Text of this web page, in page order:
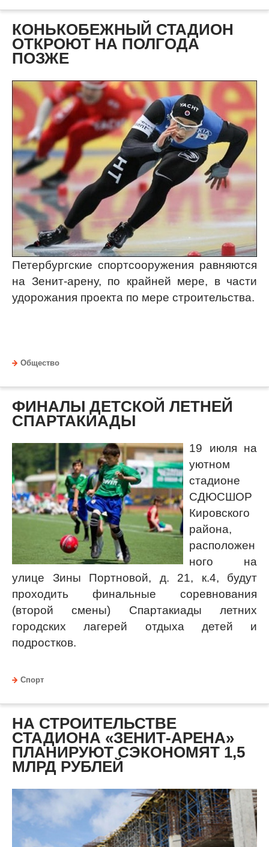
КОНЬКОБЕЖНЫЙ СТАДИОН
ОТКРОЮТ НА ПОЛГОДА
ПОЗЖЕ
Петербургские спортсооружения равняются
на Зенит-арену, по крайней мере, в части
удорожания проекта по мере строительства.
Общество
ФИНАЛЫ ДЕТСКОЙ ЛЕТНЕЙ
СПАРТАКИАДЫ
19 июля на
уютном
стадионе
СДЮСШОР
Кировского
района,
расположен
ного на
улице Зины Портновой, д. 21, к.4, будут
проходить финальные соревнования
(второй смены) Спартакиады летних
городских лагерей отдыха детей и
подростков.
Спорт
НА СТРОИТЕЛЬСТВЕ
СТАДИОНА «ЗЕНИТ-АРЕНА»
ПЛАНИРУЮТ СЭКОНОМЯТ 1,5
МЛРД РУБЛЕЙ